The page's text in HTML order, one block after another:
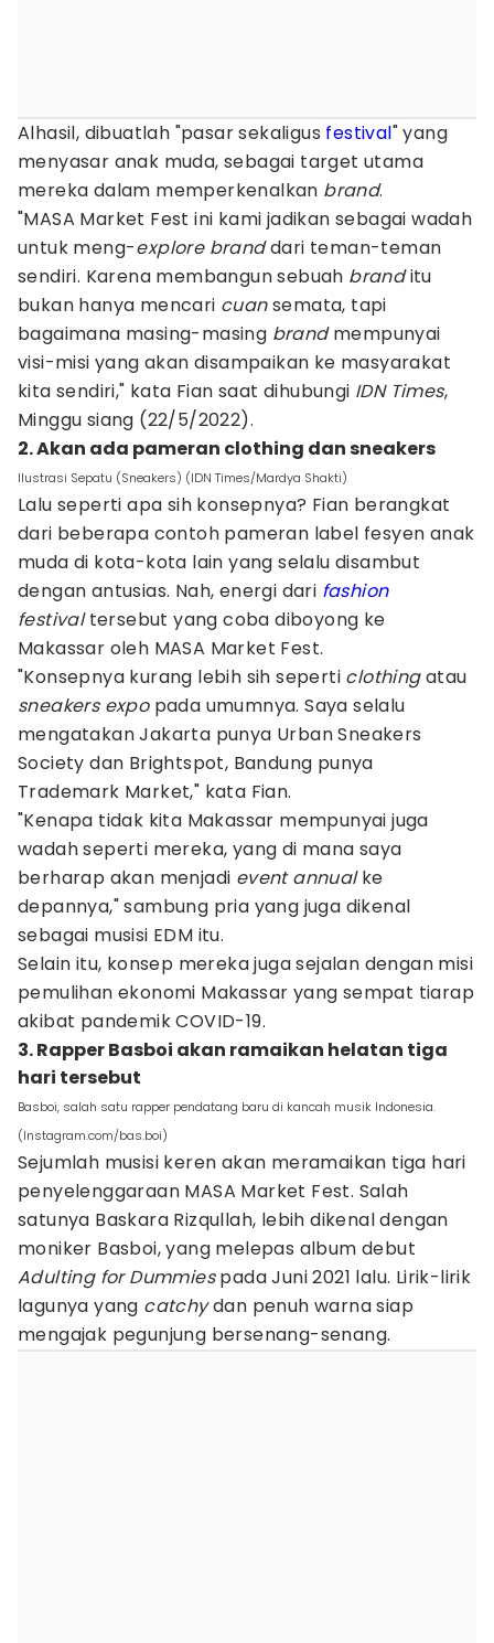
Alhasil, dibuatlah "pasar sekaligus festival" yang
menyasar anak muda, sebagai target utama
mereka dalam memperkenalkan brand.
"MASA Market Fest ini kami jadikan sebagai wadah
untuk meng-explore branddari teman-teman
sendiri. Karena membangun sebuah branditu
bukan hanya mencari cuansemata, tapi
bagaimana masing-masing brandmempunyai
visi-misi yang akan disampaikan ke masyarakat
kita sendiri," kata Fian saat dihubungi IDN Times,
Minggu siang (22/5/2022).
2. Akan ada pameran clothing dan sneakers
Ilustrasi Sepatu (Sneakers) (IDN Times/Mardya Shakti)
Lalu seperti apa sih konsepnya? Fian berangkat
dari beberapa contoh pameran label fesyen anak
muda di kota-kota lain yang selalu disambut
dengan antusias. Nah, energi dari fashion
festivaltersebut yang coba diboyong ke
Makassar oleh MASA Market Fest.
"Konsepnya kurang lebih sih seperti clothingatau
sneakers expopada umumnya. Saya selalu
mengatakan Jakarta punya Urban Sneakers
Society dan Brightspot, Bandung punya
Trademark Market," kata Fian.
"Kenapa tidak kita Makassar mempunyai juga
wadah seperti mereka, yang di mana saya
berharap akan menjadi event annualke
depannya," sambung pria yang juga dikenal
sebagai musisi EDM itu.
Selain itu, konsep mereka juga sejalan dengan misi
pemulihan ekonomi Makassar yang sempat tiarap
akibat pandemik COVID-19.
3. Rapper Basboi akan ramaikan helatan tiga
hari tersebut
Basboi, salah satu rapper pendatang baru di kancah musik Indonesia.
(Instagram.com/bas.boi)
Sejumlah musisi keren akan meramaikan tiga hari
penyelenggaraan MASA Market Fest. Salah
satunya Baskara Rizqullah, lebih dikenal dengan
moniker Basboi, yang melepas album debut
Adulting for Dummiespada Juni 2021 lalu. Lirik-lirik
lagunya yang catchydan penuh warna siap
mengajak pegunjung bersenang-senang.